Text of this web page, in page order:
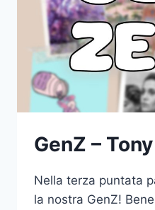
GenZ –
Nella terza puntata
la nostra GenZ!